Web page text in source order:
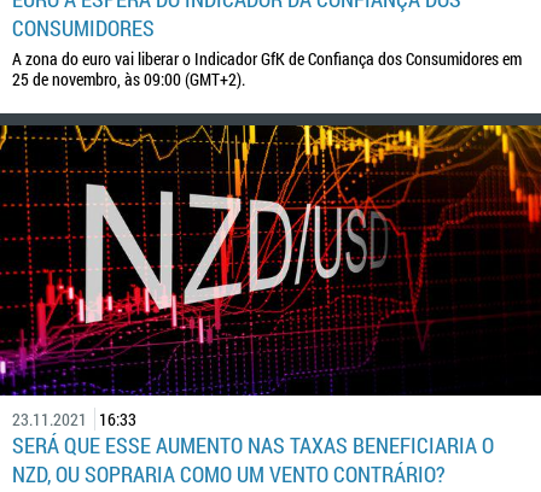
CONSUMIDORES
A zona do euro vai liberar o Indicador GfK de Confiança dos Consumidores em
25 de novembro, às 09:00 (GMT+2).
23.11.2021 16:33
SERÁ QUE ESSE AUMENTO NAS TAXAS BENEFICIARIA O
NZD, OU SOPRARIA COMO UM VENTO CONTRÁRIO?